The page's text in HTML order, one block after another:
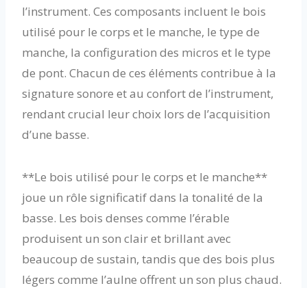
l’instrument. Ces composants incluent le bois
utilisé pour le corps et le manche, le type de
manche, la configuration des micros et le type
de pont. Chacun de ces éléments contribue à la
signature sonore et au confort de l’instrument,
rendant crucial leur choix lors de l’acquisition
d’une basse.
**Le bois utilisé pour le corps et le manche**
joue un rôle significatif dans la tonalité de la
basse. Les bois denses comme l’érable
produisent un son clair et brillant avec
beaucoup de sustain, tandis que des bois plus
légers comme l’aulne offrent un son plus chaud.